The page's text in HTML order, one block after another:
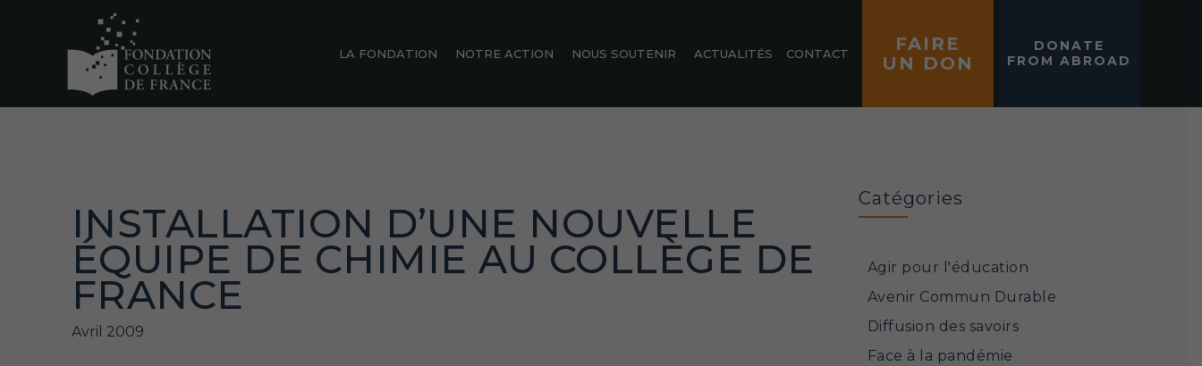
LA FONDATION NOTRE ACTION NOUS SOUTENIR ACTUALITÉS CONTACT
FAIRE
UN DON
DONATE
FROM ABROAD
INSTALLATION D’UNE NOUVELLE
ÉQUIPE DE CHIMIE AU COLLÈGE DE
FRANCE
Avril 2009
Catégories
Agir pour l'éducation
Avenir Commun Durable
Diffusion des savoirs
Face à la pandémie